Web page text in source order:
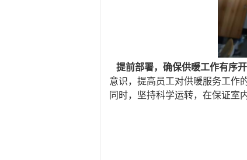
提前部署，确保供暖工作有序开
意识，提高员工对供暖服务工作
同时，坚持科学运转，在保证室